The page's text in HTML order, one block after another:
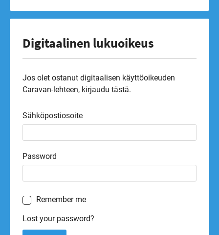
Digitaalinen lukuoikeus
Jos olet ostanut digitaalisen käyttöoikeuden
Caravan-lehteen, kirjaudu tästä.
Sähköpostiosoite
Password
Remember me
Lost your password?